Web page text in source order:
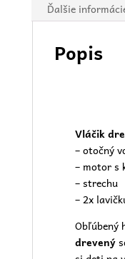
Ďalšie
Popis
Vláčik
– otočný
– motor s
– strechu
– 2x
Obľúbený
drevený